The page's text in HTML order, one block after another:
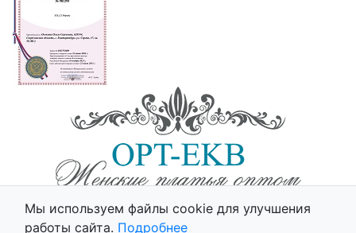
Политика использования cookie
Мы используем файлы cookie для улучшения
работы сайта. Подробнее